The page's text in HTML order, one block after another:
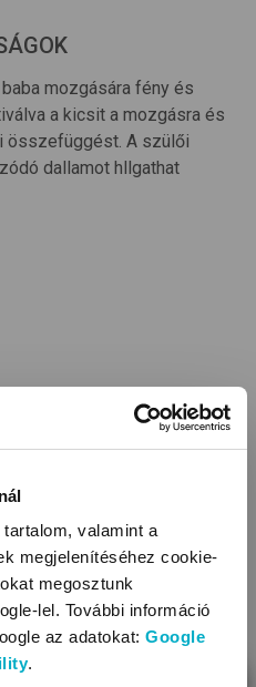
valamint a
megjelenítéséhez cookie-
megosztunk
lel. További információ
az adatokat: Google
.
mozgására fény és
a kicsit a mozgásra és
összefüggést. A szülői
dallamot hllgathat
a babát
V-os C - LR14)
mosógéppel